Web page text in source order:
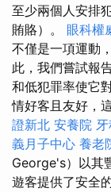
至少兩個人安排
賄賂）。 眼科權
不僅是一項運動
此，我們嘗試報
和低犯罪率使它
情好客且友好，
證新北 安養院
義月子中心 養老
George's）以其
遊客提供了安全